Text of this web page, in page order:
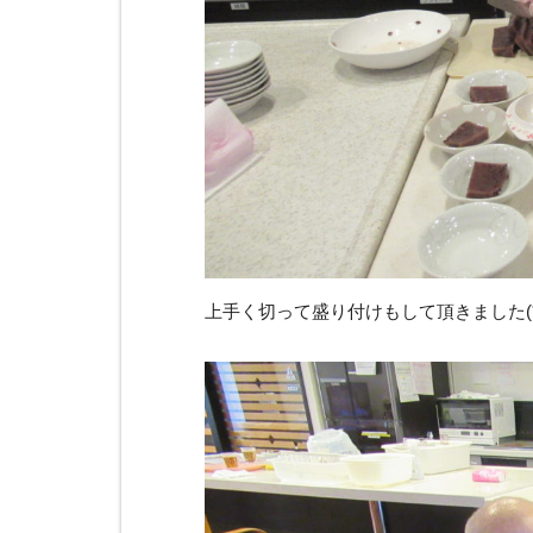
上手く切って盛り付けもして頂きました